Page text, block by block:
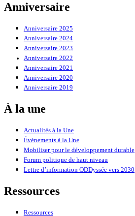
Anniversaire
Anniversaire 2025
Anniversaire 2024
Anniversaire 2023
Anniversaire 2022
Anniversaire 2021
Anniversaire 2020
Anniversaire 2019
À la une
Actualités à la Une
Événements à la Une
Mobiliser pour le développement durable
Forum politique de haut niveau
Lettre d’information ODDyssée vers 2030
Ressources
Ressources